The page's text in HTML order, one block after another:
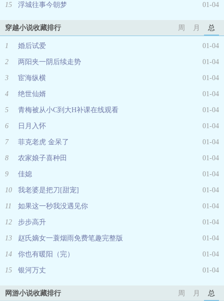
15 浮城往事今朝梦 01-04
穿越小说收藏排行 周 月 总
1 婚后试爱 01-04
2 两阳夹一阴后续走势 01-04
3 宦海纵横 01-04
4 绝世仙婿 01-04
5 青梅被从小C到大H补课在线观看 01-04
6 日月入怀 01-04
7 菲克老虎 金呆了 01-04
8 农家娘子喜种田 01-04
9 佳媳 01-04
10 我老婆是把刀[甜宠] 01-04
11 如果这一秒我没遇见你 01-04
12 步步高升 01-04
13 赵氏嫡女一蓑烟雨免费笔趣完整版 01-04
14 你也有暖阳（完） 01-04
15 银河万丈 01-04
网游小说收藏排行 周 月 总